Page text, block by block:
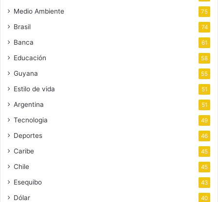
Medio Ambiente 75
Brasil 74
Banca 61
Educación 58
Guyana 55
Estilo de vida 51
Argentina 51
Tecnologia 49
Deportes 46
Caribe 45
Chile 45
Esequibo 43
Dólar 40